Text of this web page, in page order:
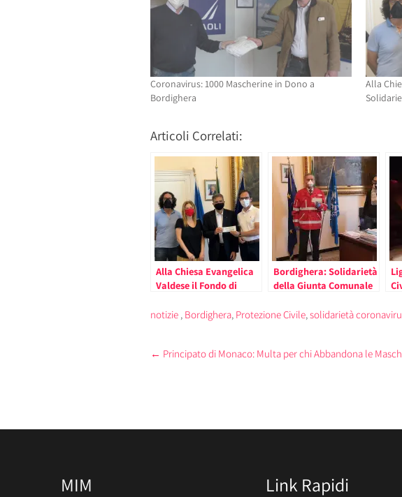
Coronavirus: 1000 Mascherine in Dono a
Bordighera
Alla
Articoli Correlati:
Alla Chiesa Evangelica
Valdese il Fondo di
Comunale di
Bordighera: Solidarietà
della Giunta Comunale
notizie , Bordighera, Protezione Civile, solidarietà
Post
navigation
← Principato di Monaco: Multa per chi Abbandona le
MIM Link Rapidi